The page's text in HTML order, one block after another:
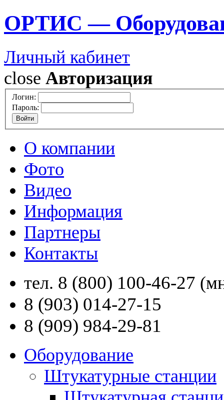
ОРТИС —
Личный кабинет
close Авторизация
Логин:
Пароль:
О компании
Фото
Видео
Информация
Партнеры
Контакты
тел. 8 (800) 100-46-27
8 (903) 014-27-15
8 (909) 984-29-81
Оборудование
Штукатурные станции